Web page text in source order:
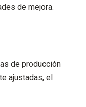
de mejora.
de producción
ajustadas, el